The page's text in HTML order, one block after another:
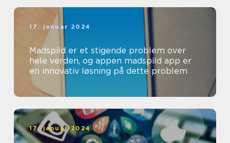
17. januar 2024
Madspild er et stigende problem over
hele verden, og appen madspild app er
en innovativ løsning på dette problem
17. januar 2024